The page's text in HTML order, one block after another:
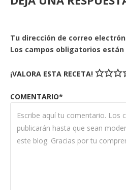
Tu dirección de correo
Los campos obligatorios están
¡VALORA ESTA RECETA!
COMENTARIO*